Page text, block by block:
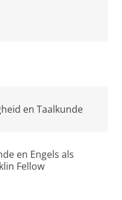
en Taalkunde
en Engels als
Fellow